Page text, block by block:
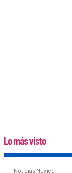
Lo más visto
Noticias México